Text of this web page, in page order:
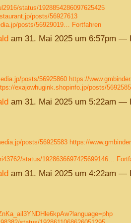
status/1928854286097625425
posts/56927613
posts/56929019…
Fortfahren
am 31. Mai 2025 um 6:57pm —
posts/56925860 https://
exajowhugink.shopinfo.jp/posts/
am 31. Mai 2025 um 5:22am —
posts/56925583 https://
status/1928636697425699146…
am 31. Mai 2025 um 4:22am —